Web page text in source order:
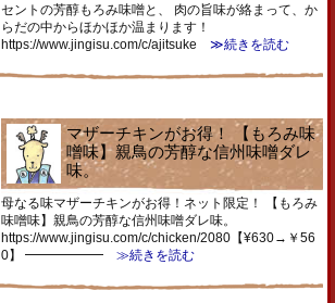
セントの芳醇もろみ味噌と、 肉の旨味が絡まって、か
らだの中からほかほか温まります！
https://www.jingisu.com/c/ajitsuke
≫続きを読む
マザーチキンがお得！ 【もろみ味
噌味】親鳥の芳醇な信州味噌ダレ
味。
母なる味マザーチキンがお得！ネット限定！ 【もろみ
味噌味】親鳥の芳醇な信州味噌ダレ味。
https://www.jingisu.com/c/chicken/2080【¥630→￥56
0】 ━━━━━━ ≫続きを読む